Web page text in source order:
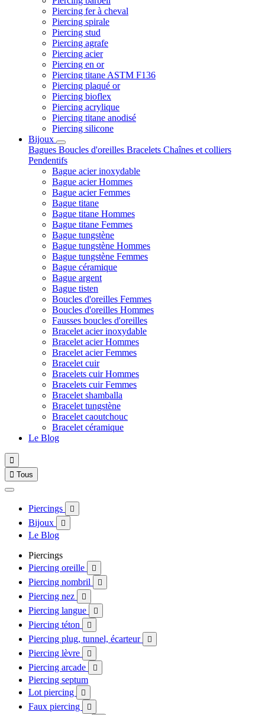
Piercing fer à cheval
Piercing spirale
Piercing stud
Piercing agrafe
Piercing acier
Piercing en or
Piercing titane ASTM F136
Piercing plaqué or
Piercing bioflex
Piercing acrylique
Piercing titane anodisé
Piercing silicone
Bijoux
Bagues Boucles d'oreilles Bracelets Chaînes et colliers
Pendentifs
Bague acier inoxydable
Bague acier Hommes
Bague acier Femmes
Bague titane
Bague titane Hommes
Bague titane Femmes
Bague tungstène
Bague tungstène Hommes
Bague tungstène Femmes
Bague céramique
Bague argent
Bague tisten
Boucles d'oreilles Femmes
Boucles d'oreilles Hommes
Fausses boucles d'oreilles
Bracelet acier inoxydable
Bracelet acier Hommes
Bracelet acier Femmes
Bracelet cuir
Bracelets cuir Hommes
Bracelets cuir Femmes
Bracelet shamballa
Bracelet tungstène
Bracelet caoutchouc
Bracelet céramique
Le Blog

 Tous
Piercings 
Bijoux 
Le Blog
Piercings
Piercing oreille

Piercing nombril 
Piercing nez 
Piercing langue 
Piercing téton 
Piercing plug, tunnel, écarteur 
Piercing lèvre 
Piercing arcade 
Piercing septum
Lot piercing

Faux piercing 